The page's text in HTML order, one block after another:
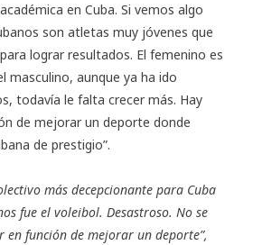
en Cuba. Si vemos algo
son atletas muy jóvenes que
lograr resultados. El femenino es
masculino, aunque ya ha ido
todavía le falta crecer más. Hay
de mejorar un deporte donde
de prestigio”.
más decepcionante para Cuba
fue el voleibol. Desastroso. No se
función de mejorar un deporte”,